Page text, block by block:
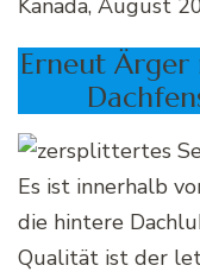
Kanada, August
Erneut Ärger
Es ist innerhalb
die hintere
Qualität ist der